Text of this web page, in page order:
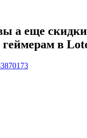
а еще скидки
в